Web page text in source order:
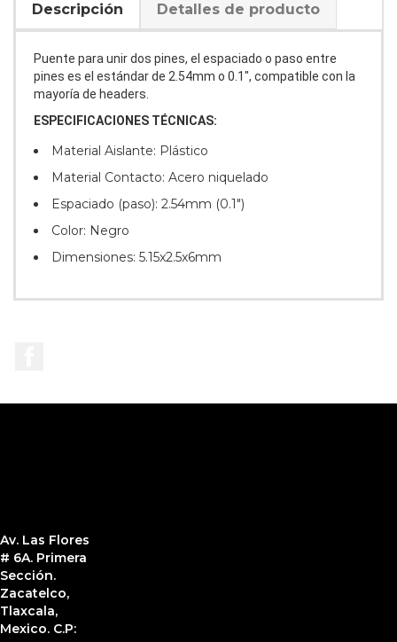
Descripción Detalles de producto
Puente para unir dos pines, el espaciado o paso entre
pines es el estándar de 2.54mm o 0.1", compatible con la
mayoría de headers.
ESPECIFICACIONES TÉCNICAS:
Material Aislante: Plástico
Material Contacto: Acero niquelado
Espaciado (paso): 2.54mm (0.1")
Color: Negro
Dimensiones: 5.15x2.5x6mm
Av. Las Flores
# 6A. Primera
Sección.
Zacatelco,
Tlaxcala,
Mexico. C.P: